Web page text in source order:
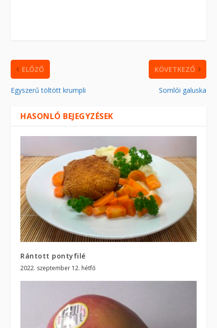
ELŐZŐ
Egyszerű töltött krumpli
KÖVETKEZŐ
Somlói galuska
HASONLÓ BEJEGYZÉSEK
Rántott pontyfilé
2022. szeptember 12. hétfő